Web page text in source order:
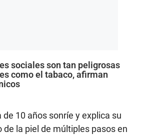
sociales son tan peligrosas
como el tabaco, afirman
10 años sonríe y explica su
de la piel de múltiples pasos en